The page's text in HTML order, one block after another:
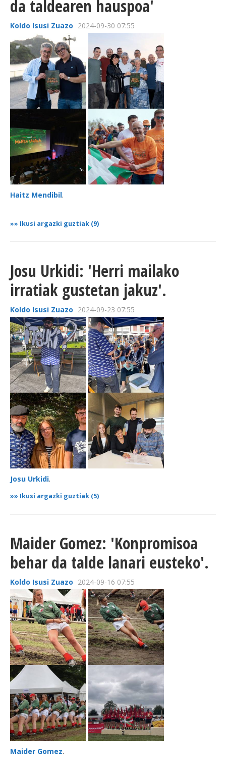
da taldearen hauspoa'
Koldo Isusi Zuazo 2024-09-30 07:55
Haitz Mendibil.
»» Ikusi argazki guztiak (9)
Josu Urkidi: 'Herri mailako
irratiak gustetan jakuz'.
Koldo Isusi Zuazo 2024-09-23 07:55
Josu Urkidi.
»» Ikusi argazki guztiak (5)
Maider Gomez: 'Konpromisoa
behar da talde lanari eusteko'.
Koldo Isusi Zuazo 2024-09-16 07:55
Maider Gomez.